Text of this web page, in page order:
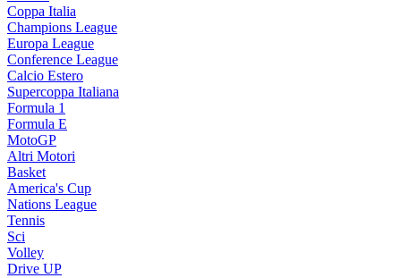
Coppa Italia
Champions League
Europa League
Conference League
Calcio Estero
Supercoppa Italiana
Formula 1
Formula E
MotoGP
Altri Motori
Basket
America's Cup
Nations League
Tennis
Sci
Volley
Drive UP